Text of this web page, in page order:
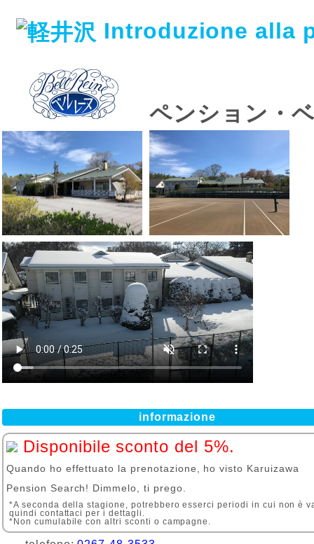
Introduzione alla
ペンション・
informazione
Disponibile sconto del 5%.
Quando ho effettuato la prenotazione, ho visto Karuizawa
Pension Search! Dimmelo, ti prego.
*A seconda della stagione, potrebbero esserci periodi in cui non è
quindi contattaci per i dettagli.
*Non cumulabile con altri sconti o campagne.